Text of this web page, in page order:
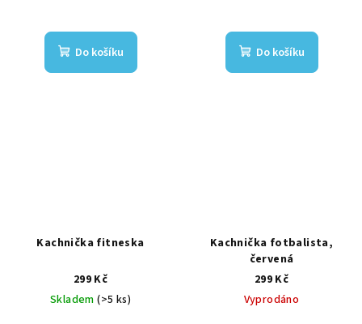
Do košíku Do košíku
Kachnička fitneska
299 Kč
Skladem(>5 ks)
Kachnička fotbalista,
červená
299 Kč
Vyprodáno